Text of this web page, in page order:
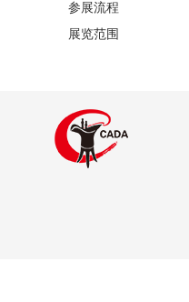
参展流程
展览范围